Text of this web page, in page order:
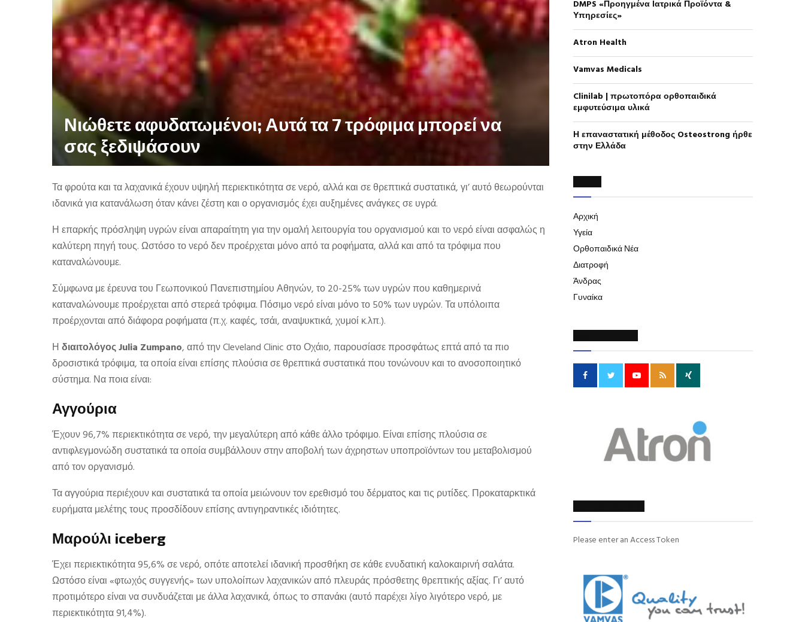
Νιώθετε αφυδατωμένοι; Αυτά τα 7 τρόφιμα μπορεί να
σας ξεδιψάσουν
Τα φρούτα και τα λαχανικά έχουν υψηλή περιεκτικότητα σε νερό, αλλά και σε θρεπτικά συστατικά, γι’ αυτό θεωρούνται
ιδανικά για κατανάλωση όταν κάνει ζέστη και ο οργανισμός έχει αυξημένες ανάγκες σε υγρά.
Η επαρκής πρόσληψη υγρών είναι απαραίτητη για την ομαλή λειτουργία του οργανισμού και το νερό είναι ασφαλώς η
καλύτερη πηγή τους. Ωστόσο το νερό δεν προέρχεται μόνο από τα ροφήματα, αλλά και από τα τρόφιμα που
καταναλώνουμε.
Σύμφωνα με έρευνα του Γεωπονικού Πανεπιστημίου Αθηνών, το 20-25% των υγρών που καθημερινά
καταναλώνουμε προέρχεται από στερεά τρόφιμα. Πόσιμο νερό είναι μόνο το 50% των υγρών. Τα υπόλοιπα
προέρχονται από διάφορα ροφήματα (π.χ. καφές, τσάι, αναψυκτικά, χυμοί κ.λπ.).
Ηδιαιτολόγος Julia Zumpano, από την Cleveland Clinic στο Οχάιο, παρουσίασε προσφάτως επτά από τα πιο
δροσιστικά τρόφιμα, τα οποία είναι επίσης πλούσια σε θρεπτικά συστατικά που τονώνουν και το ανοσοποιητικό
σύστημα. Να ποια είναι:
Αγγούρια
Έχουν 96,7% περιεκτικότητα σε νερό, την μεγαλύτερη από κάθε άλλο τρόφιμο. Είναι επίσης πλούσια σε
αντιφλεγμονώδη συστατικά τα οποία συμβάλλουν στην αποβολή των άχρηστων υποπροϊόντων του μεταβολισμού
από τον οργανισμό.
Τα αγγούρια περιέχουν και συστατικά τα οποία μειώνουν τον ερεθισμό του δέρματος και τις ρυτίδες. Προκαταρκτικά
ευρήματα μελέτης τους προσδίδουν επίσης αντιγηραντικές ιδιότητες.
Μαρούλι iceberg
Έχει περιεκτικότητα 95,6% σε νερό, οπότε αποτελεί ιδανική προσθήκη σε κάθε ενυδατική καλοκαιρινή σαλάτα.
Ωστόσο είναι «φτωχός συγγενής» των υπολοίπων λαχανικών από πλευράς πρόσθετης θρεπτικής αξίας. Γι’ αυτό
προτιμότερο είναι να συνδυάζεται με άλλα λαχανικά, όπως το σπανάκι (αυτό παρέχει λίγο λιγότερο νερό, με
περιεκτικότητα 91,4%).
o
DMPS «Προηγμένα Ιατρικά Προϊόντα &
Υπηρεσίες»
Atron Health
Vamvas Medicals
Clinilab | πρωτοπόρα ορθοπαιδικά
εμφυτεύσιμα υλικά
Η επαναστατική μέθοδος Osteostrong ήρθε
στην Ελλάδα
Αρχική
Υγεία
Ορθοπαιδικά Νέα
Διατροφή
Άνδρας
Γυναίκα
Please enter an Access Token